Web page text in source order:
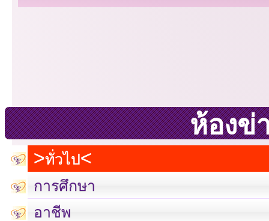
ห้องข่
ทั่วไป
การศึกษา
อาชีพ